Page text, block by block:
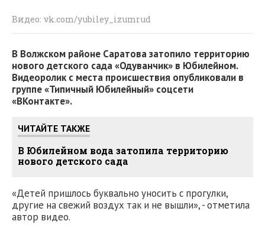
Видео: vk.com/yubiley_izumrud
В Волжском районе Саратова затопило территорию
нового детского сада «Одуванчик» в Юбилейном.
Видеоролик с места происшествия опубликовали в
группе «Типичный Юбилейный» соцсети
«ВКонтакте».
ЧИТАЙТЕ ТАКЖЕ
В Юбилейном вода затопила территорию
нового детского сада
«Детей пришлось буквально уносить с прогулки,
другие на свежий воздух так и не вышли», - отметила
автор видео.